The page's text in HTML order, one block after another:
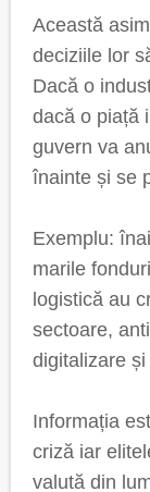
Această
deciziile lor
Dacă o
dacă o piață
guvern va
înainte și se
Exemplu:
marile
logistică au
sectoare,
digitalizare
Informația
criză iar
valută din